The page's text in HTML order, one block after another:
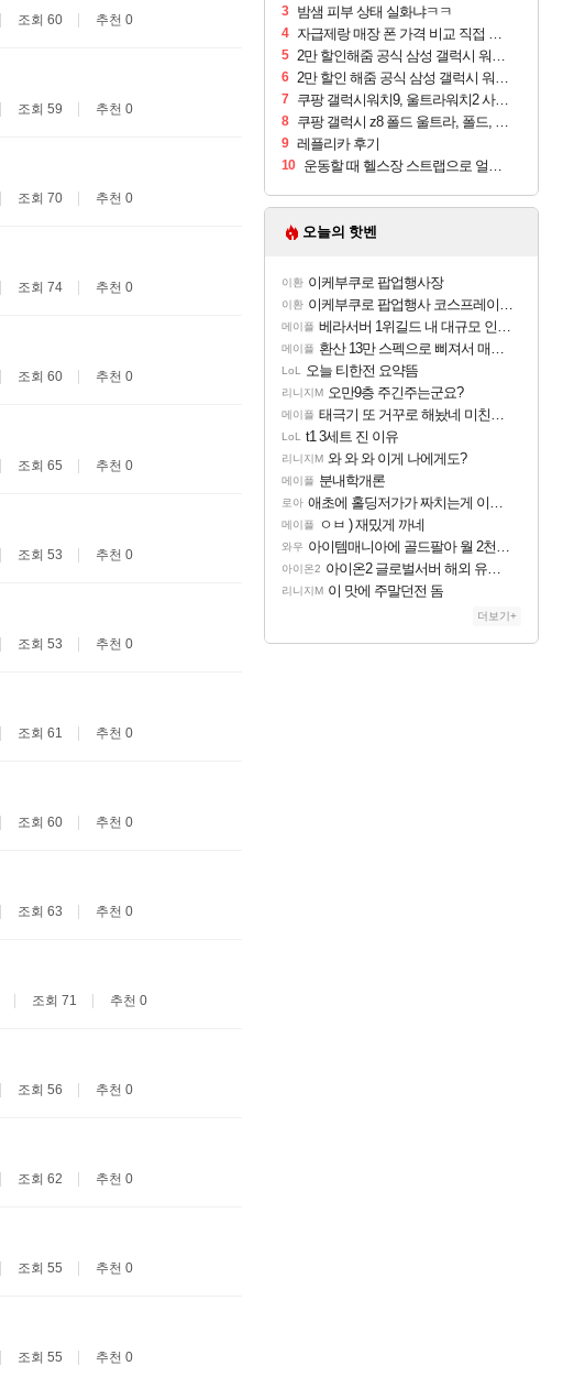
조회 60 추천 0
조회 59 추천 0
조회 70 추천 0
조회 74 추천 0
조회 60 추천 0
조회 65 추천 0
조회 53 추천 0
조회 53 추천 0
조회 61 추천 0
조회 60 추천 0
조회 63 추천 0
조회 71 추천 0
조회 56 추천 0
조회 62 추천 0
조회 55 추천 0
조회 55 추천 0
3 밤샘 피부 상태 실화냐ㅋㅋ
4 자급제랑 매장 폰 가격 비교 직접 안가도 되네요
5 2만 할인해줌 공식 삼성 갤럭시 워치9 크림, 40mm, 블루투스
6 2만 할인 해줌 공식 삼성 갤럭시 워치9 실버, 44mm, 블루투스
7 쿠팡 갤럭시워치9, 울트라워치2 사전구매 혜택 받아보세요
8 쿠팡 갤럭시 z8 폴드 울트라, 폴드, 플립 사전예약
9 레플리카 후기
10 운동할 때 헬스장 스트랩으로 얼굴 만졌다가 볼 뒤집어짐
오늘의 핫벤
이환 이케부쿠로 팝업행사장
이환 이케부쿠로 팝업행사 코스프레이어들!!
메이플 베라서버 1위길드 내 대규모 인원이탈종용 추정사건
메이플 환산 13만 스펙으로 삐져서 매주 수로 10만점 치고있으면 ㅋㅋ
LoL 오늘 티한전 요약뜸
리니지M 오만9층 주긴주는군요?
메이플 태극기 또 거꾸로 해놨네 미친것들 ㅋㅋㅋ
LoL t1 3세트 진 이유
리니지M 와 와 와 이게 나에게도?
메이플 분내학개론
로아 애초에 홀딩저가가 짜치는게 이거임 ㅋㅋ
메이플 ㅇㅂ ) 재밌게 까네
와우 아이템매니아에 골드팔아 월 2천만원 넘게 버는 인간 있던데
아이온2 아이온2 글로벌서버 해외 유저 반응
리니지M 이 맛에 주말던전 돔
더보기+